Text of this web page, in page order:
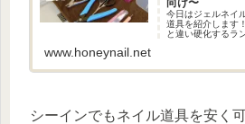
向け〜
今日はジェルネイ
道具を紹介します
と違い硬化するラ
でも揃うプロも使
www.honeynail.net
シーインでもネイル道具を安く